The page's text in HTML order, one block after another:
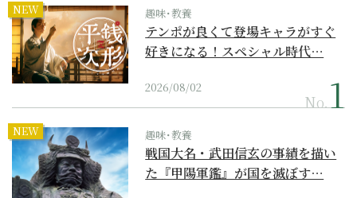
NEW 趣味･教養
テンポが良くて登場キャラがすぐ
好きになる！スペシャル時代…
2026/08/02
No.
NEW 趣味･教養
戦国大名・武田信玄の事績を描い
た『甲陽軍鑑』が国を滅ぼす…